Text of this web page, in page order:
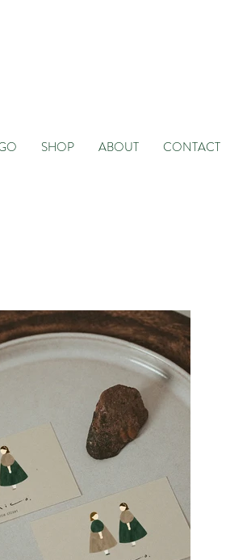
SHOP ABOUT CONTACT